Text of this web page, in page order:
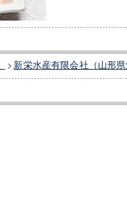
> 新栄水産有限会社（山形